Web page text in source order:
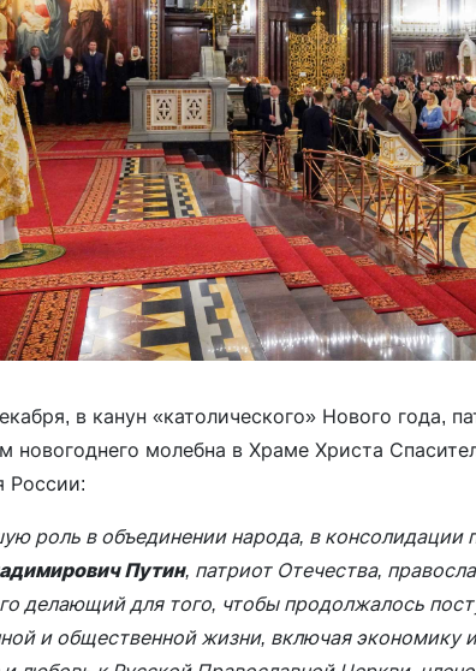
в канун «католического» Нового года,
новогоднего молебна в Храме Христа
России:
роль в объединении народа, в консолидации
Путин, патриот Отечества,
делающий для того, чтобы продолжалось
и общественной жизни, включая экономику